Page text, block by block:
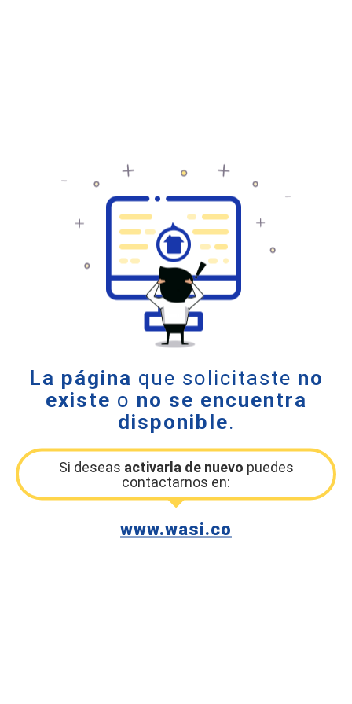
La página que solicitaste no
existe o no se encuentra
disponible.
Si deseas activarla de nuevo puedes
contactarnos en:
www.wasi.co